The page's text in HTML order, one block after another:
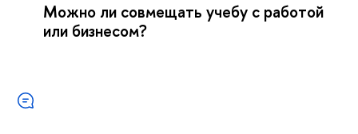
Можно ли совмещать учебу с работой
или бизнесом?